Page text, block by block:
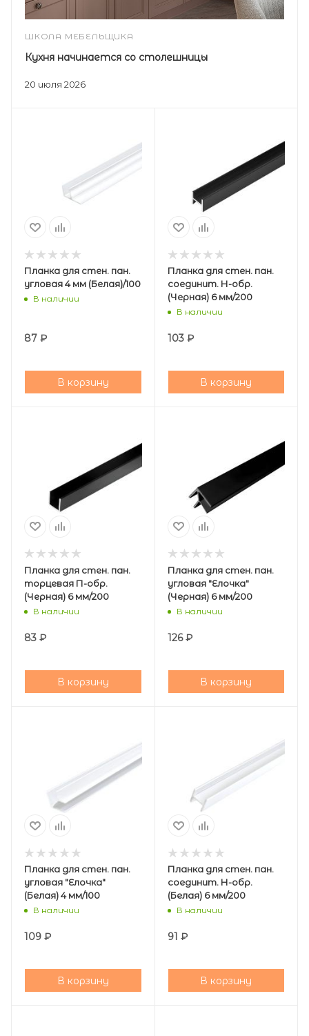
ШКОЛА МЕБЕЛЬЩИКА
20 июля 2026
Кухня начинается со столешницы
Планка для стен. пан.
угловая 4 мм (Белая)/100
В наличии
87 ₽
В корзину
Планка для стен. пан.
соединит. Н-обр.
(Черная) 6 мм/200
В наличии
103₽
В корзину
Планка для стен. пан.
торцевая П-обр.
(Черная) 6 мм/200
В наличии
83 ₽
В корзину
Планка для стен. пан.
угловая "Елочка"
(Черная) 6 мм/200
В наличии
126₽
В корзину
Планка для стен. пан.
угловая "Елочка"
(Белая) 4 мм/100
В наличии
109 ₽
В корзину
Планка для стен. пан.
соединит. Н-обр.
(Белая) 6 мм/200
В наличии
91 ₽
В корзину